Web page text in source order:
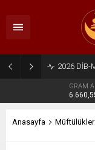
2026 DİB-
GRAM
Anasayfa Müftülükler